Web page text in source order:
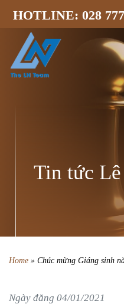
HOTLINE: 028
Tin tức
Home » Chúc mừng Giáng sinh
Ngày đăng 04/01/2021